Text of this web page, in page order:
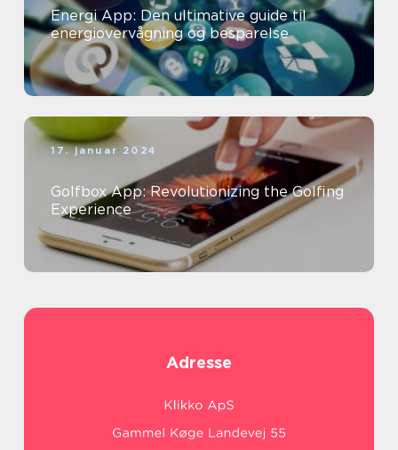
Energi App: Den ultimative guide til
energiovervågning og besparelse
17. januar 2024
Golfbox App: Revolutionizing the Golfing
Experience
Adresse